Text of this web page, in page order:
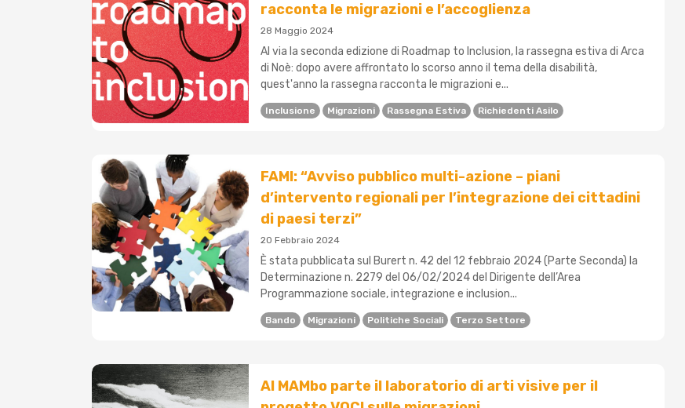
racconta le migrazioni e l’accoglienza
28 Maggio 2024
Al via la seconda edizione di Roadmap to Inclusion, la rassegna estiva di Arca
di Noè: dopo avere affrontato lo scorso anno il tema della disabilità,
quest'anno la rassegna racconta le migrazioni e...
Inclusione Migrazioni Rassegna Estiva Richiedenti Asilo
FAMI: “Avviso pubblico multi-azione – piani
d’intervento regionali per l’integrazione dei cittadini
di paesi terzi”
20 Febbraio 2024
È stata pubblicata sul Burert n. 42 del 12 febbraio 2024 (Parte Seconda) la
Determinazione n. 2279 del 06/02/2024 del Dirigente dell’Area
Programmazione sociale, integrazione e inclusion...
Bando Migrazioni Politiche Sociali Terzo Settore
Al MAMbo parte il laboratorio di arti visive per il